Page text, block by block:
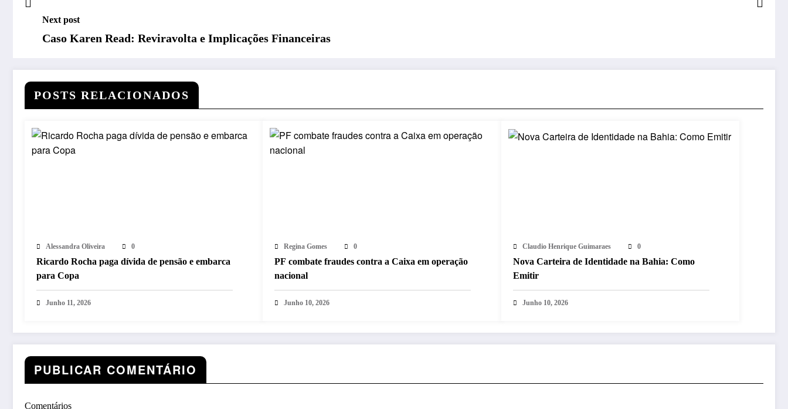
Next post
Caso Karen Read: Reviravolta e Implicações Financeiras
POSTS RELACIONADOS
Alessandra Oliveira 0
Ricardo Rocha paga dívida de pensão e embarca
para Copa
Junho 11, 2026
Regina Gomes 0
PF combate fraudes contra a Caixa em operação
nacional
Junho 10, 2026
Claudio Henrique Guimaraes 0
Nova Carteira de Identidade na Bahia: Como
Emitir
Junho 10, 2026
PUBLICAR COMENTÁRIO
Comentários